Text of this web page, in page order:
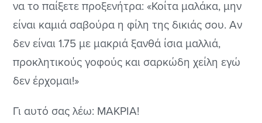
να το παίξετε προξενήτρα: «Κοίτα μαλάκα, μην
είναι καμιά σαβούρα η φίλη της δικιάς σου. Αν
δεν είναι 1.75 με μακριά ξανθά ίσια μαλλιά,
προκλητικούς γοφούς και σαρκώδη χείλη εγώ
δεν έρχομαι!»
Γι αυτό σας λέω: ΜΑΚΡΙΑ!